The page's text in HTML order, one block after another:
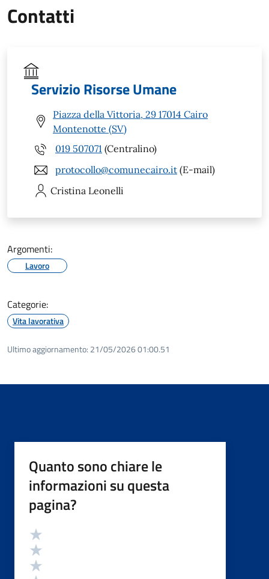
Contatti
Servizio Risorse Umane
Piazza della Vittoria, 29 17014 Cairo
Montenotte (SV)
019 507071 (Centralino)
protocollo@comunecairo.it (E-mail)
Cristina Leonelli
Argomenti:
Lavoro
Categorie:
Vita lavorativa
Ultimo aggiornamento: 21/05/2026 01:00.51
Quanto sono chiare le
informazioni su questa
pagina?
Valutazione